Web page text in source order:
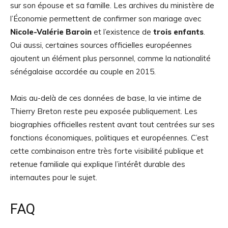
sur son épouse et sa famille. Les archives du ministère de
l’Économie permettent de confirmer son mariage avec
Nicole-Valérie Baroin et l’existence de trois enfants.
Oui aussi, certaines sources officielles européennes
ajoutent un élément plus personnel, comme la nationalité
sénégalaise accordée au couple en 2015.
Mais au-delà de ces données de base, la vie intime de
Thierry Breton reste peu exposée publiquement. Les
biographies officielles restent avant tout centrées sur ses
fonctions économiques, politiques et européennes. C’est
cette combinaison entre très forte visibilité publique et
retenue familiale qui explique l’intérêt durable des
internautes pour le sujet.
FAQ